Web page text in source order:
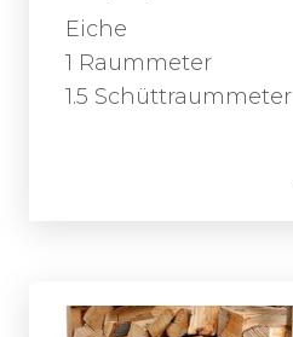
Eiche
1 Raummeter
1.5 Schüttraummeter